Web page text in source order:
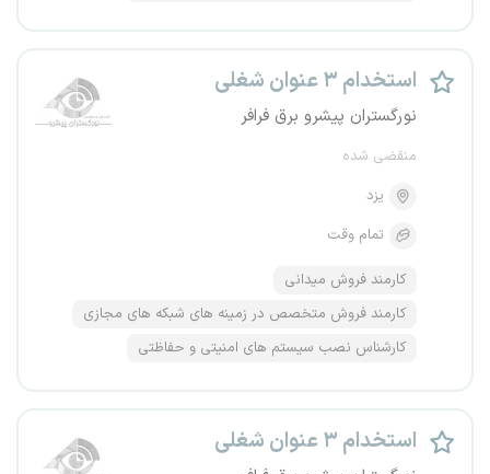
استخدام ۳ عنوان شغلی
نورگستران پیشرو برق فرافر
منقضی شده
یزد
تمام وقت
کارمند فروش میدانی
کارمند فروش متخصص در زمینه های شبکه های مجازی
کارشناس نصب سیستم های امنیتی و حفاظتی
استخدام ۳ عنوان شغلی